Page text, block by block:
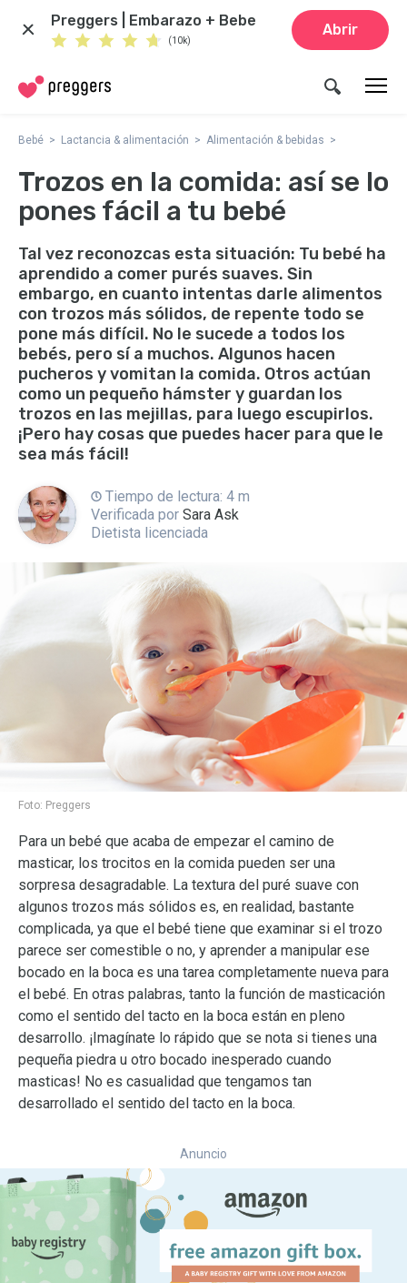
Preggers | Embarazo + Bebe
(10k)
Abrir
Bebé Lactancia & alimentación Alimentación & bebidas
Trozos en la comida: así se lo
pones fácil a tu bebé
Tal vez reconozcas esta situación: Tu bebé ha
aprendido a comer purés suaves. Sin
embargo, en cuanto intentas darle alimentos
con trozos más sólidos, de repente todo se
pone más difícil. No le sucede a todos los
bebés, pero sí a muchos. Algunos hacen
pucheros y vomitan la comida. Otros actúan
como un pequeño hámster y guardan los
trozos en las mejillas, para luego escupirlos.
¡Pero hay cosas que puedes hacer para que le
sea más fácil!
Tiempo de lectura: 4 m
Verificada por Sara Ask
Dietista licenciada
Foto: Preggers
Para un bebé que acaba de empezar el camino de
masticar, los trocitos en la comida pueden ser una
sorpresa desagradable. La textura del puré suave con
algunos trozos más sólidos es, en realidad, bastante
complicada, ya que el bebé tiene que examinar si el trozo
parece ser comestible o no, y aprender a manipular ese
bocado en la boca es una tarea completamente nueva para
el bebé. En otras palabras, tanto la función de masticación
como el sentido del tacto en la boca están en pleno
desarrollo. ¡Imagínate lo rápido que se nota si tienes una
pequeña piedra u otro bocado inesperado cuando
masticas! No es casualidad que tengamos tan
desarrollado el sentido del tacto en la boca.
Anuncio